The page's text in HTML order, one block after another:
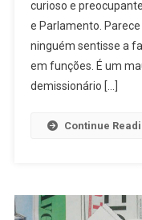
curioso e
e Parlamento.
ninguém sentisse a
em funções. É um
demissionário […]
Continue